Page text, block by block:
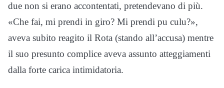
due non si erano accontentati, pretendevano di più.
«Che fai, mi prendi in giro? Mi prendi pu culu?»,
aveva subito reagito il Rota (stando all’accusa) mentre
il suo presunto complice aveva assunto atteggiamenti
dalla forte carica intimidatoria.